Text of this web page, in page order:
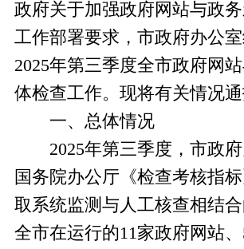
政府关于加强政府网站与政
工作部署要求，市政府办公
2025年第三季度全市政府网
体检查工作。现将有关情况通
一、总体情况
2025年第三季度，市政
国务院办公厅《检查考核指
取系统监测与人工核查相结
全市在运行的11家政府网站